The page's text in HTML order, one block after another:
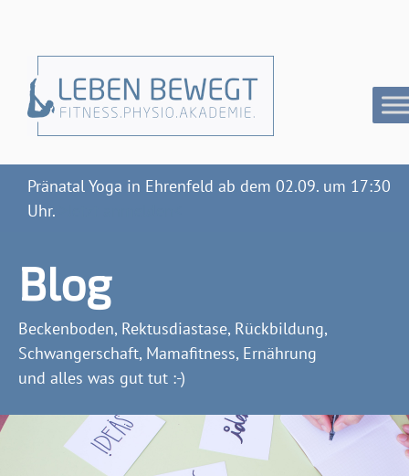
Pränatal Yoga in Ehrenfeld ab dem 02.09. um 17:30
Uhr.
Blog
Beckenboden, Rektusdiastase, Rückbildung,
Schwangerschaft, Mamafitness, Ernährung
und alles was gut tut :-)